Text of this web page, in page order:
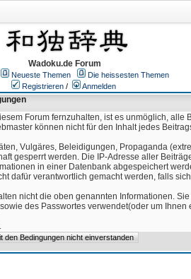
Wadoku.de Forum
Neueste Themen
Die heissesten Themen
Registrieren / Anmelden
Forum fernzuhalten, ist es unmöglich, alle
können nicht für den Inhalt jedes
Vulgäres, Beleidigungen, Propaganda
gesperrt werden. Die IP-Adresse aller
in einer Datenbank abgespeichert
dafür verantwortlich gemacht werden, falls
nicht die oben genannten Informationen.
des Passwortes verwendet(oder um